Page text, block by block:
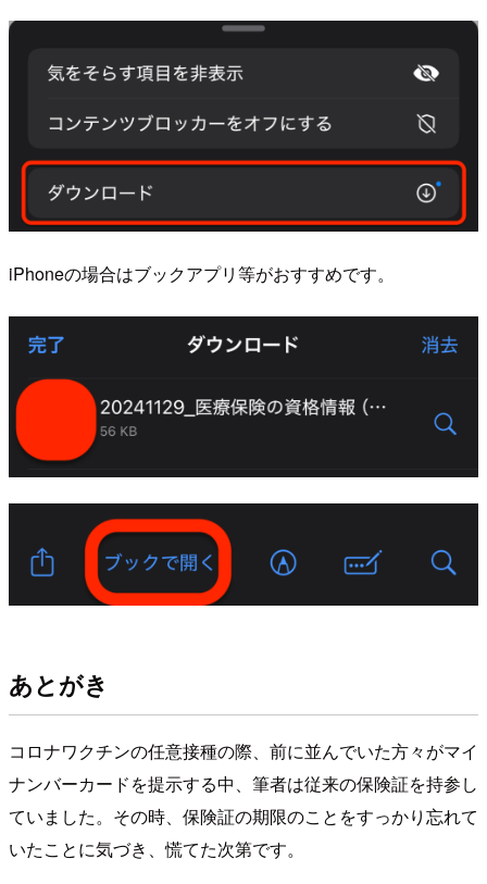
iPhoneの場合はブックアプリ等がおすすめです。
あとがき
コロナワクチンの任意接種の際、前に並んでいた方々がマイ
ナンバーカードを提示する中、筆者は従来の保険証を持参し
ていました。その時、保険証の期限のことをすっかり忘れて
いたことに気づき、慌てた次第です。